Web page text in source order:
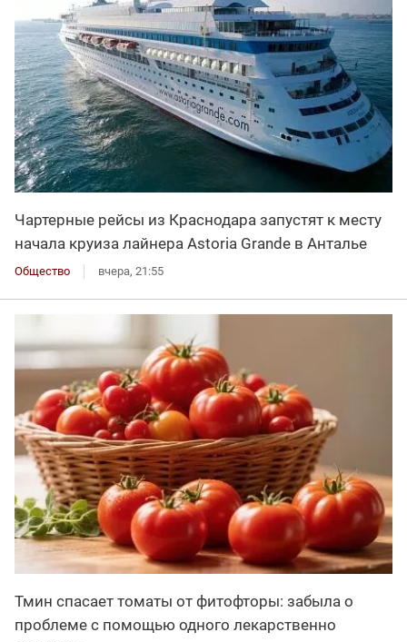
Чартерные рейсы из Краснодара запустят к месту
начала круиза лайнера Astoria Grande в Анталье
Общество вчера, 21:55
Тмин спасает томаты от фитофторы: забыла о
проблеме с помощью одного лекарственно